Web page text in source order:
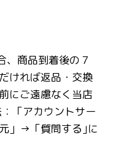
、商品到着後の７
ければ返品・交換
にご遠慮なく当店
「アカウントサー
」→「質問する｣に